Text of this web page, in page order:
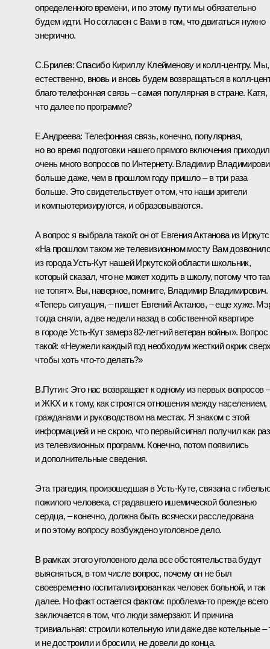
определенного времени, и по этому пути мы обязательно
будем идти. Но согласен с Вами в том, что двигаться нужно
энергично.
С.Брилев: Спасибо Кириллу Клейменову и колл-центру. Мы,
естественно, вновь и вновь будем возвращаться в колл-
благо телефонная связь – самая популярная в стране. Катя,
что далее по программе?
Е.Андреева: Телефонная связь, конечно, популярная,
но во время подготовки нашего прямого включения
очень много вопросов по Интернету. Владимир
больше даже, чем в прошлом году пришло – в три раза
больше. Это свидетельствует о том, что наши зрители
и компьютеризируются, и образовываются.
А вопрос я выбрала такой: он от Евгения Актанова из
«На прошлом таком же телевизионном мосту Вам
из города Усть-Кут нашей Иркутской области школьник,
который сказал, что не может ходить в школу, потому что
не топят». Вы, наверное, помните, Владимир Владимирович.
«Теперь ситуация, – пишет Евгений Актанов, – еще хуже.
тогда сняли, а две недели назад в собственной квартире
в городе Усть-Кут замерз 82-летний ветеран войны». Вопрос
такой: «Неужели каждый год необходим жесткий окрик
чтобы хоть что‑то делать?»
В.Путин: Это нас возвращает к одному из первых вопросов –
и ЖКХ и к тому, как строятся отношения между населением,
гражданами и руководством на местах. Я знаком с этой
информацией и не скрою, что первый сигнал получил как раз
из телевизионных программ. Конечно, потом появились
и дополнительные сведения.
Эта трагедия, произошедшая в Усть-Куте, связана с
пожилого человека, страдавшего ишемической болезнью
сердца, – конечно, должна быть всячески расследована
и по этому вопросу возбуждено уголовное дело.
В рамках этого уголовного дела все обстоятельства будут
выясняться, в том числе вопрос, почему он не был
своевременно госпитализирован как человек больной, и так
далее. Но факт остается фактом: проблема‑то прежде всего
заключается в том, что люди замерзают. И причина
тривиальная: строили котельную или даже две котельные –
и не достроили и бросили, не довели до конца.